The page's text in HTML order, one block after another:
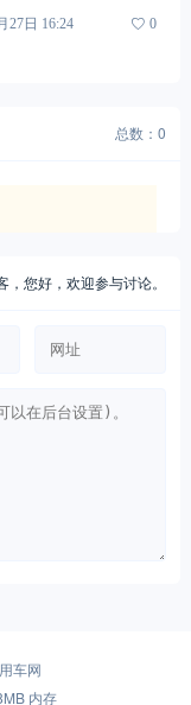
27日 16:24
0
总数：0
，您好，欢迎参与讨论。
车网
内存